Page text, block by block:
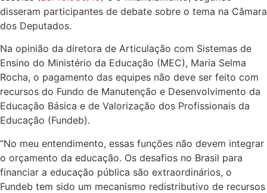
disseram participantes de debate sobre o tema na Câmara
dos Deputados.
Na opinião da diretora de Articulação com Sistemas de
Ensino do Ministério da Educação (MEC), Maria Selma
Rocha, o pagamento das equipes não deve ser feito com
recursos do Fundo de Manutenção e Desenvolvimento da
Educação Básica e de Valorização dos Profissionais da
Educação (Fundeb).
“No meu entendimento, essas funções não devem integrar
o orçamento da educação. Os desafios no Brasil para
financiar a educação pública são extraordinários, o
Fundeb tem sido um mecanismo redistributivo de recursos